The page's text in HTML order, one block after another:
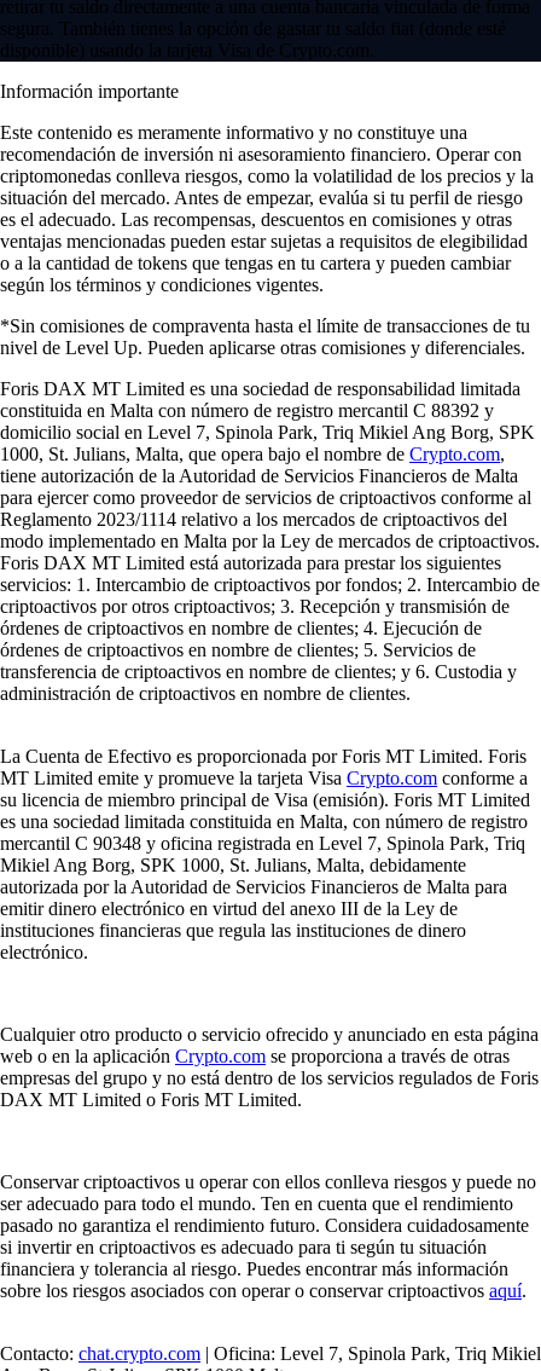
retirar tu saldo directamente a una cuenta bancaria vinculada de forma
segura. También tienes la opción de gastar tu saldo fiat (donde esté
disponible) usando la tarjeta Visa de Crypto.com.
Información importante
Este contenido es meramente informativo y no constituye una
recomendación de inversión ni asesoramiento financiero. Operar con
criptomonedas conlleva riesgos, como la volatilidad de los precios y la
situación del mercado. Antes de empezar, evalúa si tu perfil de riesgo
es el adecuado. Las recompensas, descuentos en comisiones y otras
ventajas mencionadas pueden estar sujetas a requisitos de elegibilidad
o a la cantidad de tokens que tengas en tu cartera y pueden cambiar
según los términos y condiciones vigentes.
*Sin comisiones de compraventa hasta el límite de transacciones de tu
nivel de Level Up. Pueden aplicarse otras comisiones y diferenciales.
Foris DAX MT Limited es una sociedad de responsabilidad limitada
constituida en Malta con número de registro mercantil C 88392 y
domicilio social en Level 7, Spinola Park, Triq Mikiel Ang Borg, SPK
1000, St. Julians, Malta, que opera bajo el nombre de Crypto.com,
tiene autorización de la Autoridad de Servicios Financieros de Malta
para ejercer como proveedor de servicios de criptoactivos conforme al
Reglamento 2023/1114 relativo a los mercados de criptoactivos del
modo implementado en Malta por la Ley de mercados de criptoactivos.
Foris DAX MT Limited está autorizada para prestar los siguientes
servicios: 1. Intercambio de criptoactivos por fondos; 2. Intercambio de
criptoactivos por otros criptoactivos; 3. Recepción y transmisión de
órdenes de criptoactivos en nombre de clientes; 4. Ejecución de
órdenes de criptoactivos en nombre de clientes; 5. Servicios de
transferencia de criptoactivos en nombre de clientes; y 6. Custodia y
administración de criptoactivos en nombre de clientes.
La Cuenta de Efectivo es proporcionada por Foris MT Limited. Foris
MT Limited emite y promueve la tarjeta Visa Crypto.com conforme a
su licencia de miembro principal de Visa (emisión). Foris MT Limited
es una sociedad limitada constituida en Malta, con número de registro
mercantil C 90348 y oficina registrada en Level 7, Spinola Park, Triq
Mikiel Ang Borg, SPK 1000, St. Julians, Malta, debidamente
autorizada por la Autoridad de Servicios Financieros de Malta para
emitir dinero electrónico en virtud del anexo III de la Ley de
instituciones financieras que regula las instituciones de dinero
electrónico.
Cualquier otro producto o servicio ofrecido y anunciado en esta página
web o en la aplicación Crypto.com se proporciona a través de otras
empresas del grupo y no está dentro de los servicios regulados de Foris
DAX MT Limited o Foris MT Limited.
Conservar criptoactivos u operar con ellos conlleva riesgos y puede no
ser adecuado para todo el mundo. Ten en cuenta que el rendimiento
pasado no garantiza el rendimiento futuro. Considera cuidadosamente
si invertir en criptoactivos es adecuado para ti según tu situación
financiera y tolerancia al riesgo. Puedes encontrar más información
sobre los riesgos asociados con operar o conservar criptoactivos aquí.
Contacto: chat.crypto.com | Oficina: Level 7, Spinola Park, Triq Mikiel